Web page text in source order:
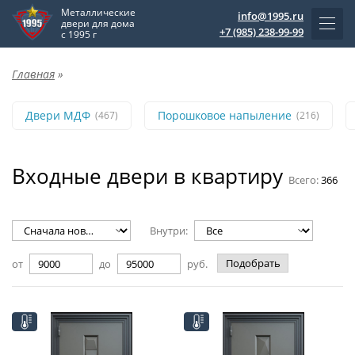
Металлические
двери для дома
с 1995 г
info@1995.ru
+7 (985) 238-99-99
Главная »
Двери МДФ (467) Порошковое напыление (216)
Входные двери в квартиру Всего:366
Внутри:
от до руб. Подобрать